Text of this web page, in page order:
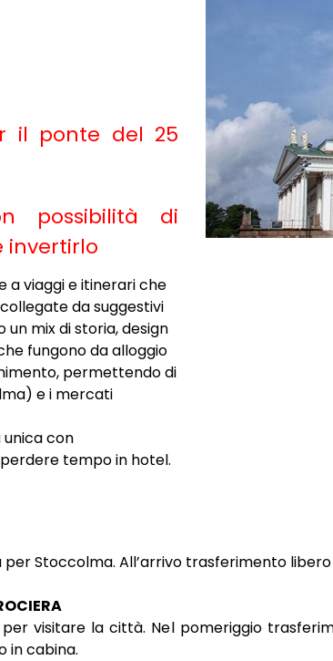
il ponte del 25
possibilità di
invertirlo
a viaggi e itinerari che
da suggestivi
mix di storia, design
fungono da alloggio
permettendo di
e i mercati
con
tempo in hotel.
per Stoccolma. All’arrivo trasferimento
per visitare la città. Nel pomeriggio
in cabina.